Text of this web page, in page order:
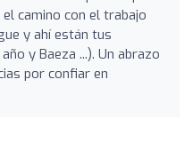
camino con el trabajo
y ahí están tus
y Baeza ...). Un abrazo
por confiar en